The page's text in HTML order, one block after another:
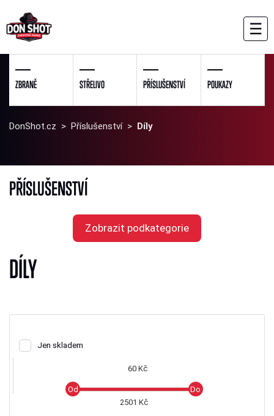
☰
ZBRANĚ STŘELIVO PŘÍSLUŠENSTVÍ POUKAZY
DonShot.cz > Příslušenství> Díly
PŘÍSLUŠENSTVÍ
Zobrazit podkategorie
DÍLY
Jen skladem
60 Kč
2501 Kč